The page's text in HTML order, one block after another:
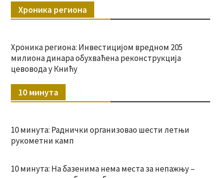
Хроника региона
Хроника региона: Инвестицијом вредном 205
милиона динара обухваћена реконструкција
цевовода у Книћу
10 минута
10 минута: Раднички организовао шести летњи
рукометни камп
10 минута: На базенима нема места за непажњу –